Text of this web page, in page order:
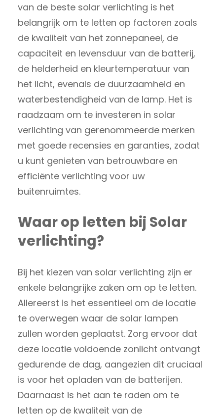
van de beste solar verlichting is het
belangrijk om te letten op factoren zoals
de kwaliteit van het zonnepaneel, de
capaciteit en levensduur van de batterij,
de helderheid en kleurtemperatuur van
het licht, evenals de duurzaamheid en
waterbestendigheid van de lamp. Het is
raadzaam om te investeren in solar
verlichting van gerenommeerde merken
met goede recensies en garanties, zodat
u kunt genieten van betrouwbare en
efficiënte verlichting voor uw
buitenruimtes.
Waar op letten bij Solar
verlichting?
Bij het kiezen van solar verlichting zijn er
enkele belangrijke zaken om op te letten.
Allereerst is het essentieel om de locatie
te overwegen waar de solar lampen
zullen worden geplaatst. Zorg ervoor dat
deze locatie voldoende zonlicht ontvangt
gedurende de dag, aangezien dit cruciaal
is voor het opladen van de batterijen.
Daarnaast is het aan te raden om te
letten op de kwaliteit van de